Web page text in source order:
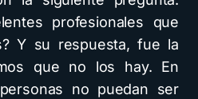
profesionales que
Y su respuesta, fue la
que no los hay. En
no puedan ser